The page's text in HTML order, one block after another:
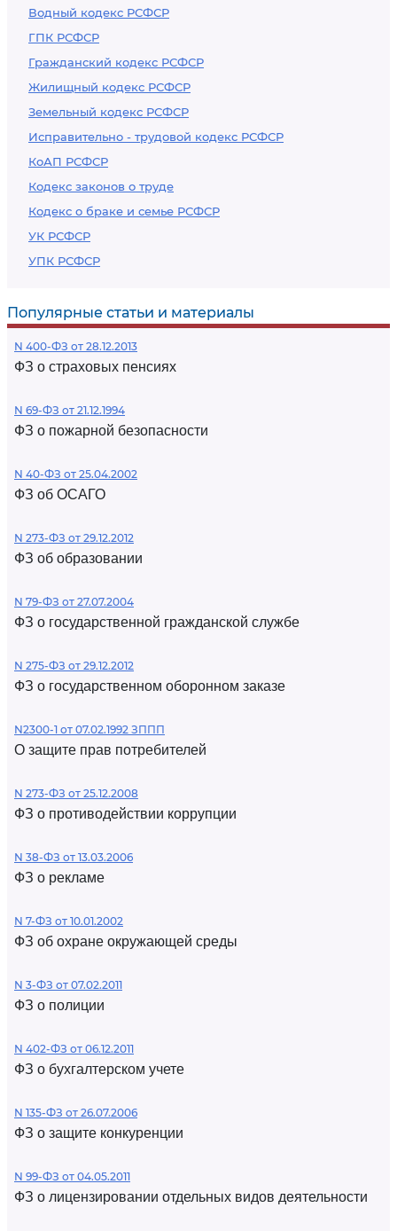
Водный кодекс РСФСР
ГПК РСФСР
Гражданский кодекс РСФСР
Жилищный кодекс РСФСР
Земельный кодекс РСФСР
Исправительно - трудовой кодекс РСФСР
КоАП РСФСР
Кодекс законов о труде
Кодекс о браке и семье РСФСР
УК РСФСР
УПК РСФСР
Популярные статьи и материалы
N 400-ФЗ от 28.12.2013
ФЗ о страховых пенсиях
N 69-ФЗ от 21.12.1994
ФЗ о пожарной безопасности
N 40-ФЗ от 25.04.2002
ФЗ об ОСАГО
N 273-ФЗ от 29.12.2012
ФЗ об образовании
N 79-ФЗ от 27.07.2004
ФЗ о государственной гражданской службе
N 275-ФЗ от 29.12.2012
ФЗ о государственном оборонном заказе
N2300-1 от 07.02.1992 ЗППП
О защите прав потребителей
N 273-ФЗ от 25.12.2008
ФЗ о противодействии коррупции
N 38-ФЗ от 13.03.2006
ФЗ о рекламе
N 7-ФЗ от 10.01.2002
ФЗ об охране окружающей среды
N 3-ФЗ от 07.02.2011
ФЗ о полиции
N 402-ФЗ от 06.12.2011
ФЗ о бухгалтерском учете
N 135-ФЗ от 26.07.2006
ФЗ о защите конкуренции
N 99-ФЗ от 04.05.2011
ФЗ о лицензировании отдельных видов деятельности